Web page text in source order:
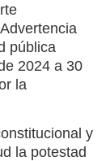
pública
2024 a 30
la
y
la potestad